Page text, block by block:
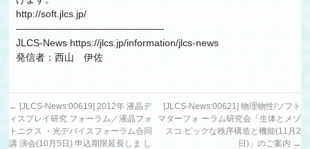
http://soft.jlcs.jp/
———————————————-
JLCS-News https://jlcs.jp/information/jlcs-news
発信者：西山 伊佐
← [JLCS-News:00619] 2012年 液晶デ
ィスプレイ研究 フォーラム／液晶フォ
トニクス ・光デバイスフォーラム合同
講 演会(10月5日) 申込期限延長しま し
[JLCS-News:00621] 物理物性/ソフト
マターフォ ーラム研究会「生体とメゾ
スコ ピックな秩序構造と機能(11月2
日)」のご案内 →